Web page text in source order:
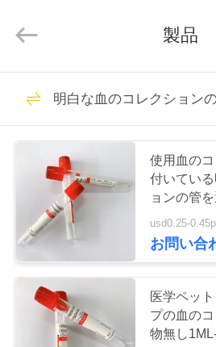
プ
ク
ト
Hangzhou
Ciping
Reserved.
管を集める
真空の血の
ションの管
製品
明白な血のコレクション
使用血の
付いてい
ョンの管
usd0.25-
お問い合
医学ペッ
プの血の
物無し